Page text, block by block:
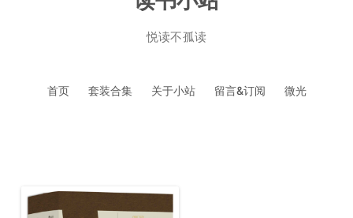
悦读不孤读
首页 套装合集 关于小站 留言&订阅 微光